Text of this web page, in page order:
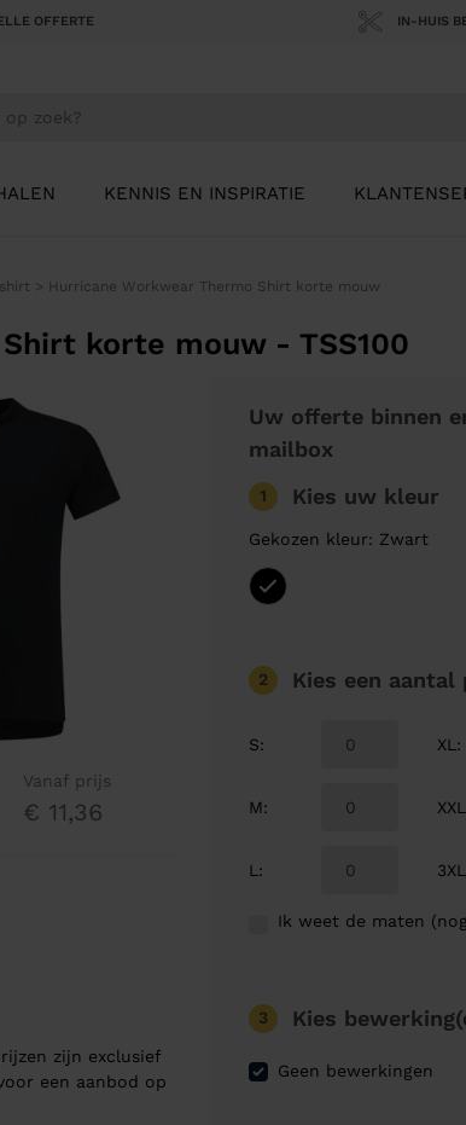
OFFERTE IN-HUIS
KENNIS EN INSPIRATIE
> Hurricane Workwear Thermo Shirt korte mouw
korte mouw - TSS100
Vanaf prijs
€ 11,36
zijn exclusief
een aanbod op
Uw offerte binnen
mailbox
1 Kies uw kleur
Gekozen kleur: Zwart
2 Kies een aantal
S:
M:
L :
XL :
XXL
3XL
Ik weet de maten
3 Kies
Geen bewerkingen